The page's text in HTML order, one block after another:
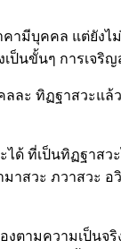
ามีบุคคล แต่ยั
เป็นขั้นๆ การ
ละ ทิฏฐาสวะ
ที่เป็นทิฏฐาส
สวะ ภวาสวะ
มความเป็นจริ